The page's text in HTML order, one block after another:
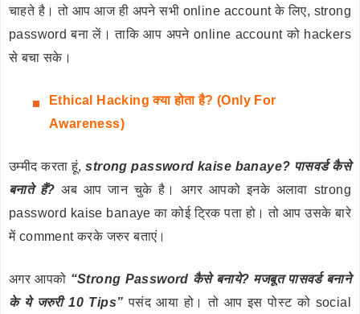
चाहते है। तो आप आज ही अपने सभी online account के लिए, strong
password बना लें। ताकि आप अपने online account को hackers
से बचा सके।
Ethical Hacking क्या होता है? (Only For
Awareness)
उम्मीद करता हूं,strong password kaise banaye? पासवर्ड कैसे
बनाते हैं? अब आप जान चुके है। अगर आपको इनके अलावा strong
password kaise banaye का कोई ट्रिक पता हो। तो आप उसके बारे
में comment करके जरुर बताएं।
अगर आपको “Strong Password कैसे बनाये? मजबूत पासवर्ड बनाने
के ये जरुरी 10 Tips” पसंद आया हो। तो आप इस पोस्ट को social